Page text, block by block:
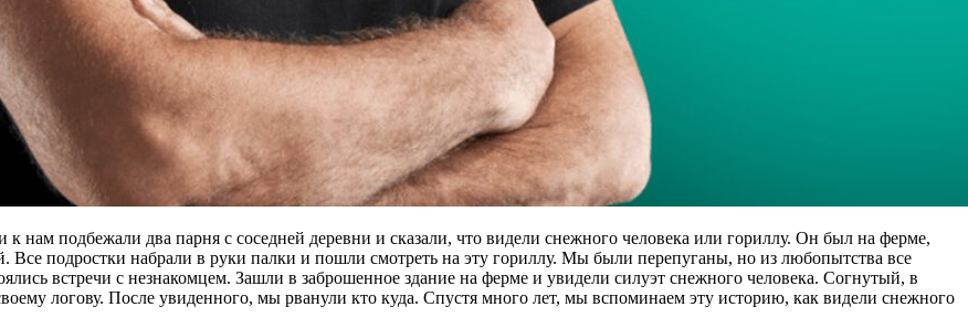
к нам подбежали два парня с соседней деревни и сказали, что видели снежного человека или гориллу. Он был на ферме,
Все подростки набрали в руки палки и пошли смотреть на эту гориллу. Мы были перепуганы, но из любопытства все
встречи с незнакомцем. Зашли в заброшенное здание на ферме и увидели силуэт снежного человека. Согнутый, в
логову. После увиденного, мы рванули кто куда. Спустя много лет, мы вспоминаем эту историю, как видели снежного